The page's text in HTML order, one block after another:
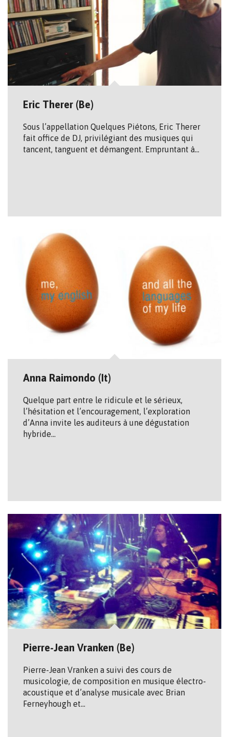
Eric Therer (Be)
Sous l’appellation Quelques Piétons, Eric Therer
fait office de DJ, privilégiant des musiques qui
tancent, tanguent et démangent. Empruntant à…
Anna Raimondo (It)
Quelque part entre le ridicule et le sérieux,
l’hésitation et l’encouragement, l’exploration
d’Anna invite les auditeurs à une dégustation
hybride…
Pierre-Jean Vranken (Be)
Pierre-Jean Vranken a suivi des cours de
musicologie, de composition en musique électro-
acoustique et d’analyse musicale avec Brian
Ferneyhough et…